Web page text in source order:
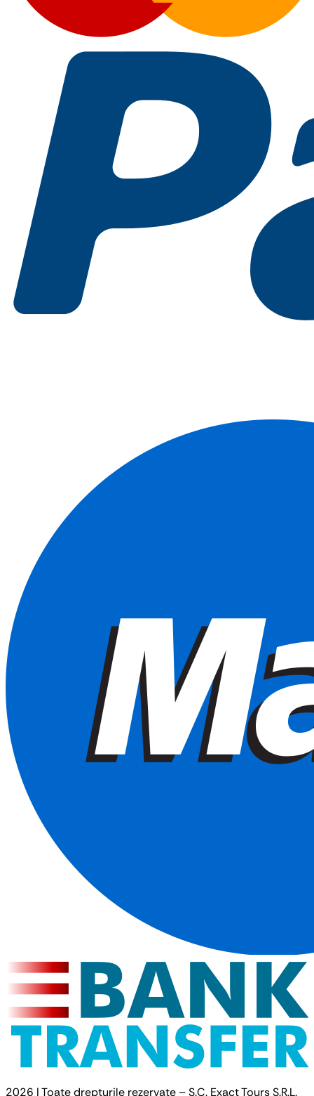
2026 | Toate drepturile rezervate – S.C. Exact Tours S.R.L.